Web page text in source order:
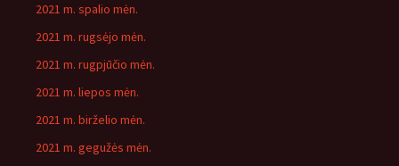
2021 m. spalio mėn.
2021 m. rugsėjo mėn.
2021 m. rugpjūčio mėn.
2021 m. liepos mėn.
2021 m. birželio mėn.
2021 m. gegužės mėn.